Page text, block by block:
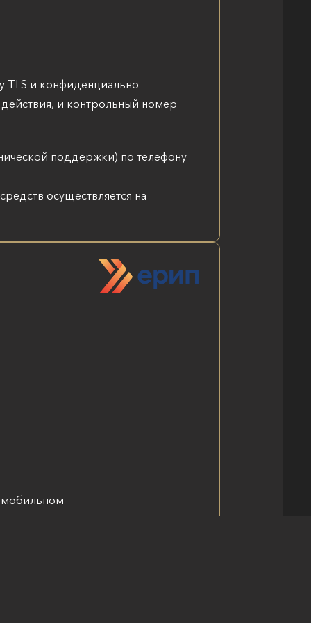
TLS и конфиденциально
и контрольный номер
поддержки) по телефону
осуществляется на
мобильном